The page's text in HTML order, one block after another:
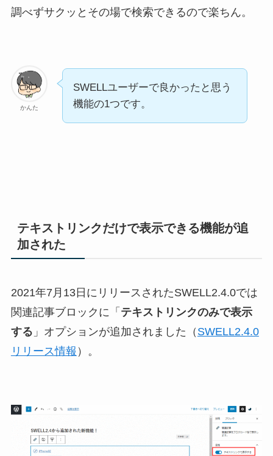
調べずサクッとその場で検索できるので楽ちん。
かんた
SWELLユーザーで良かったと思う
機能の1つです。
テキストリンクだけで表示できる機能が追
加された
2021年7月13日にリリースされたSWELL2.4.0では
関連記事ブロックに「 テキストリンクのみで表示
する 」オプションが追加されました（ SWELL2.4.0
リリース情報 ）。